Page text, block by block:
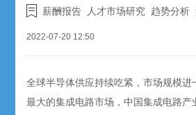
薪酬报告 人才市场研究 趋势分析
2022-07-20 12:50
全球半导体供应持续吃紧，市场规模进
最大的集成电路市场，中国集成电路产